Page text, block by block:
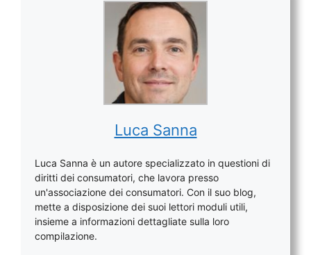
Luca Sanna
Luca Sanna è un autore specializzato in questioni di
diritti dei consumatori, che lavora presso
un'associazione dei consumatori. Con il suo blog,
mette a disposizione dei suoi lettori moduli utili,
insieme a informazioni dettagliate sulla loro
compilazione.